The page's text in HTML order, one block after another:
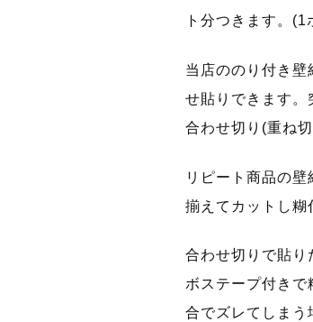
ト分つきます。
当店ののり付き
せ貼りできます。
合わせ切り(重ね
リピート商品の
揃えてカットし糊
合わせ切りで貼り
ボステープ付き
合でズレてしまう